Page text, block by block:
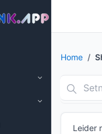
Home
Leider